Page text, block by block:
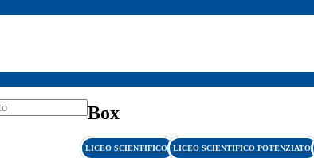
Box
LICEO SCIENTIFICO LICEO SCIENTIFICO POTENZIATO